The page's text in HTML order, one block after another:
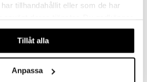
tillhandahållit eller som de har
användande av vår webbplats.
Tillåt alla
Anpassa
42675 LEGO Friends Enhörningsbil Tårtleveranser 42678 LEGO Friends Djurtillbehörsbil
219